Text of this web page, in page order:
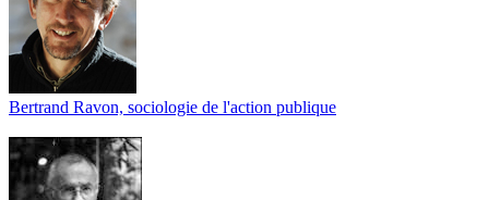
Bertrand Ravon, sociologie de l'action publique